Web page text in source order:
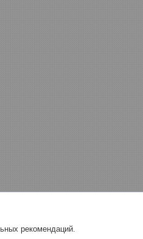
рекомендаций.